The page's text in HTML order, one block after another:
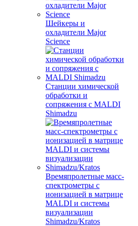
Шейкеры и
охладители Major
Science
Станции химической
обработки и
сопряжения с MALDI
Shimadzu
Времяпролетные масс-
спектрометры с
ионизацией в матрице
MALDI и системы
визуализации
Shimadzu/Kratos